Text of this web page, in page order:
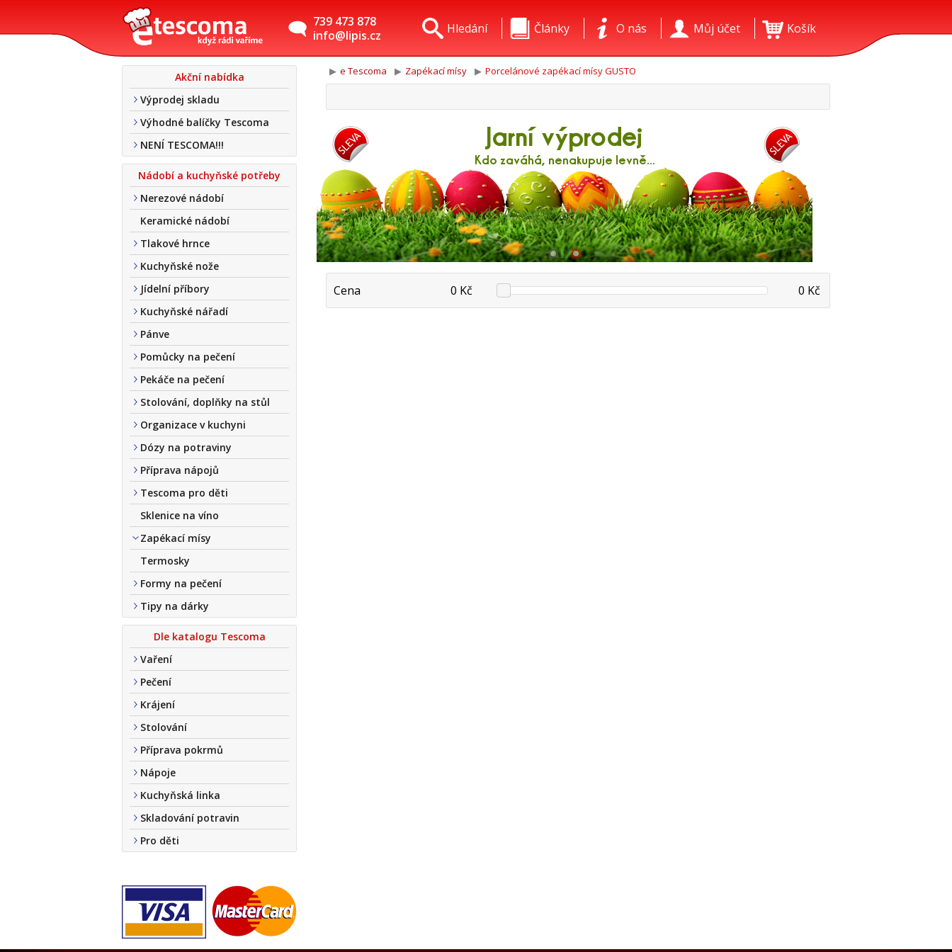
739 473 878
info@lipis.cz
Košík
Můj účet
O nás
Články
Hledání
Akční nabídka
Výprodej skladu
Výhodné balíčky Tescoma
NENÍ TESCOMA!!!
Nádobí a kuchyňské potřeby
Nerezové nádobí
Keramické nádobí
Tlakové hrnce
Kuchyňské nože
Jídelní příbory
Kuchyňské nářadí
Pánve
Pomůcky na pečení
Pekáče na pečení
Stolování, doplňky na stůl
Organizace v kuchyni
Dózy na potraviny
Příprava nápojů
Tescoma pro děti
Sklenice na víno
Zapékací mísy
Termosky
Formy na pečení
Tipy na dárky
Dle katalogu Tescoma
Vaření
Pečení
Krájení
Stolování
Příprava pokrmů
Nápoje
Kuchyňská linka
Skladování potravin
Pro děti
e Tescoma Zapékací mísy Porcelánové zapékací mísy GUSTO
Cena 0 Kč 0 Kč